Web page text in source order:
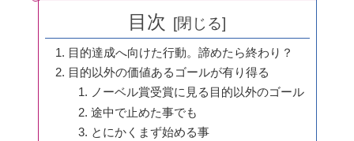
目次
目的達成へ向けた行動。諦めたら終わり？
目的以外の価値あるゴールが有り得る
ノーベル賞受賞に見る目的以外のゴール
途中で止めた事でも
とにかくまず始める事